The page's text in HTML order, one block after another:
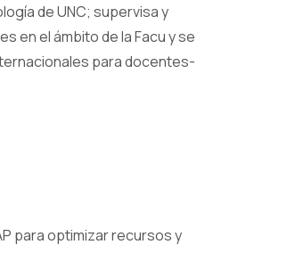
de UNC; supervisa y
en el ámbito de la Facu y se
para docentes-
para optimizar recursos y